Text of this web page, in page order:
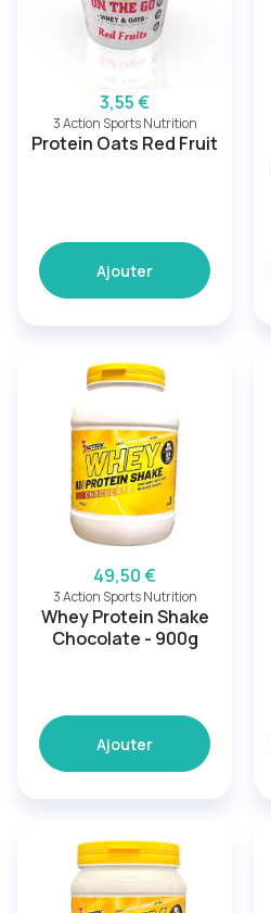
3,55 €
3 Action Sports Nutrition
Protein Oats Red Fruit
Ajouter
49,50 €
3 Action Sports Nutrition
Whey Protein Shake
Chocolate - 900g
Ajouter